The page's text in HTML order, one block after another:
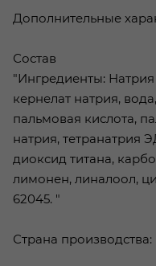
Дополнительные
Состав
"Ингредиенты:
кернелат натрия,
пальмовая кислота,
натрия, тетранатрия
диоксид титана,
лимонен, линалоол,
62045. "
Страна